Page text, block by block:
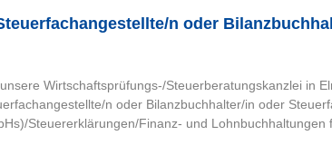
n oder
Wirtschaftsprüfungs-/Steuerberatungskanzlei in
n oder Bilanzbuchhalter/in oder
Steuererklärungen/Finanz- und Lohnbuchhaltungen